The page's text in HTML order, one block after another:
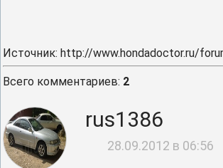
Источник: http://www.hondadoctor.ru/
Всего комментариев: 2
rus1386
28.09.2012 в 06:56